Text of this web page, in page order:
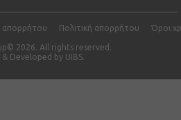
απορρήτου Πολιτική απορρήτου Όροι
2026. All rights reserved.
& Developed by UIBS.